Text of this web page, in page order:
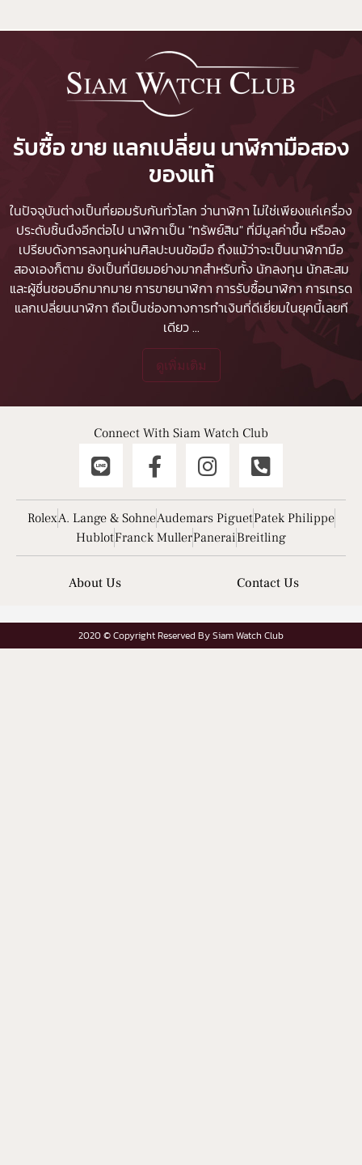
รับซื้อ ขาย แลกเปลี่ยน นาฬิกามือสอง
ของแท้
ในปัจจุบันต่างเป็นที่ยอมรับกันทั่วโลก ว่านาฬิกา ไม่ใช่เพียงแค่เครื่อง
ประดับชิ้นนึงอีกต่อไป นาฬิกาเป็น "ทรัพย์สิน" ที่มีมูลค่าขึ้น หรือลง
เปรียบดังการลงทุนผ่านศิลปะบนข้อมือ ถึงแม้ว่าจะเป็นนาฬิกามือ
สองเองก็ตาม ยังเป็นที่นิยมอย่างมากสำหรับทั้ง นักลงทุน นักสะสม
และผู้ชื่นชอบอีกมากมายการขายนาฬิกา การรับซื้อนาฬิกา การเทรด
แลกเปลี่ยนนาฬิกา ถือเป็นช่องทางการทำเงินที่ดีเยี่ยมในยุคนี้เลยที
เดียว...
ดูเพิ่มเติม
Connect With Siam Watch Club
RolexA. Lange & SohneAudemars PiguetPatek Philippe
HublotFranck MullerPaneraiBreitling
About Us Contact Us
2020 © Copyright Reserved By Siam Watch Club